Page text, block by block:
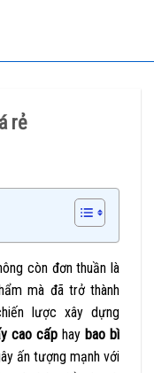
rẻ
còn đơn thuần là
mà đã trở thành
lược xây dựng
cao cấp haybao bì
ấn tượng mạnh với